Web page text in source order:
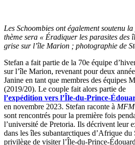
Les Schoombies ont également soutenu
thème sera « Éradiquer les parasites des
grise sur l’île Marion ; photographie de
Stefan a fait partie de la 70e équipe
sur l’île Marion, revenant pour deux
Janine en tant que membres des équipes
(2019/20). Le couple fait alors partie de
l’expédition vers l’Île-du-Prince-
en novembre 2023. Stefan raconte à
sont rencontrés pour la première fois
l’université de Pretoria. Ils décrivent leur
dans les îles subantarctiques d’Afrique
privilège de visiter l’Île-du-Prince-